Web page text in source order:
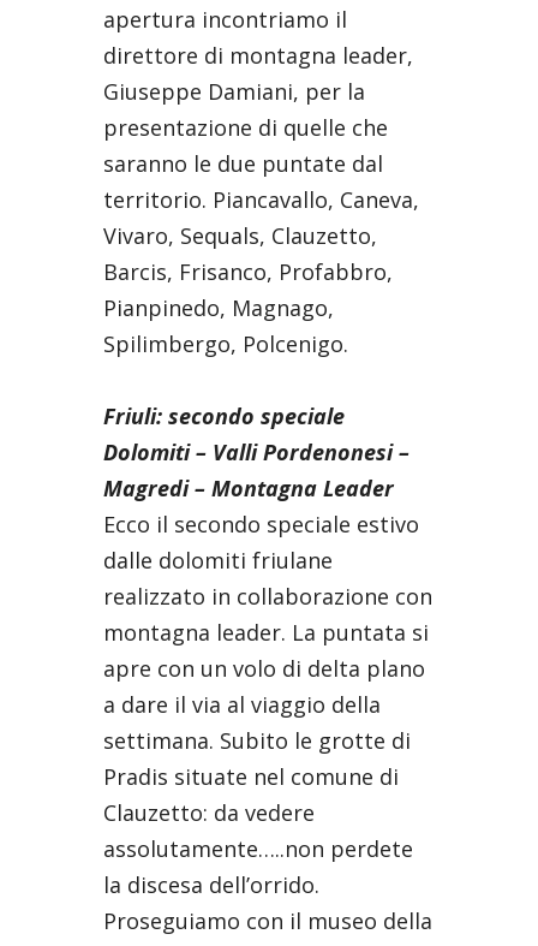
apertura incontriamo il
direttore di montagna leader,
Giuseppe Damiani, per la
presentazione di quelle che
saranno le due puntate dal
territorio. Piancavallo, Caneva,
Vivaro, Sequals, Clauzetto,
Barcis, Frisanco, Profabbro,
Pianpinedo, Magnago,
Spilimbergo, Polcenigo.
Friuli: secondo speciale
Dolomiti – Valli Pordenonesi –
Magredi – Montagna Leader
Ecco il secondo speciale estivo
dalle dolomiti friulane
realizzato in collaborazione con
montagna leader. La puntata si
apre con un volo di delta plano
a dare il via al viaggio della
settimana. Subito le grotte di
Pradis situate nel comune di
Clauzetto: da vedere
assolutamente…..non perdete
la discesa dell’orrido.
Proseguiamo con il museo della